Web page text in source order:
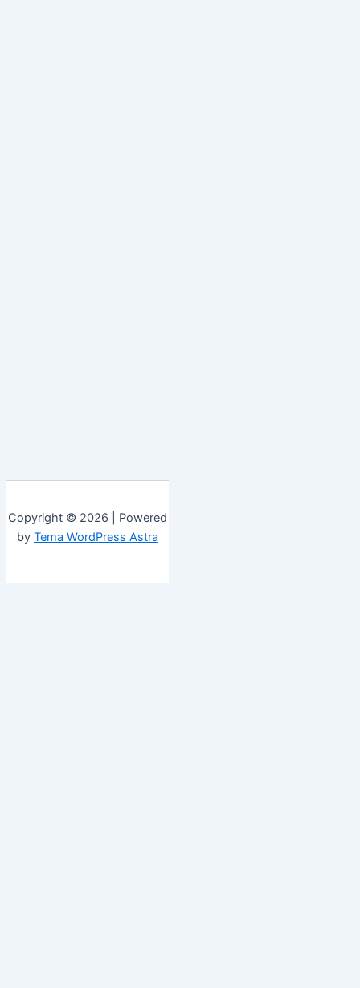
Copyright © 2026 | Powered
by Tema WordPress Astra